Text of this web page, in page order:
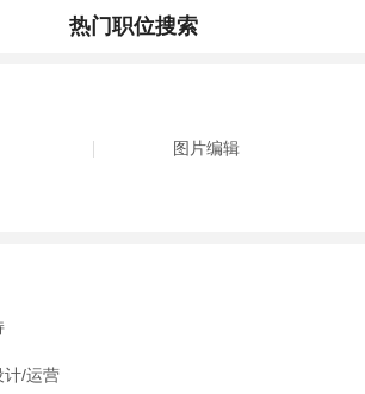
热门职位搜索
图片编辑
计/运营